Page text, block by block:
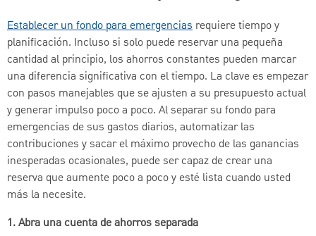
Establecer un fondo para emergencias requiere tiempo y
planificación. Incluso si solo puede reservar una pequeña
cantidad al principio, los ahorros constantes pueden marcar
una diferencia significativa con el tiempo. La clave es empezar
con pasos manejables que se ajusten a su presupuesto actual
y generar impulso poco a poco. Al separar su fondo para
emergencias de sus gastos diarios, automatizar las
contribuciones y sacar el máximo provecho de las ganancias
inesperadas ocasionales, puede ser capaz de crear una
reserva que aumente poco a poco y esté lista cuando usted
más la necesite.
1. Abra una cuenta de ahorros separada